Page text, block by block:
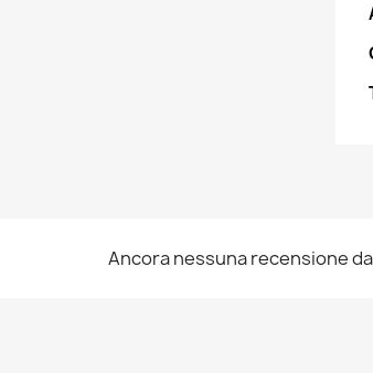
Ancora nessuna recensione